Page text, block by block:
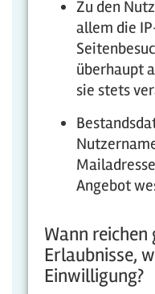
Zu den
allem die
überhaupt
sie stets
Angebot
Wann
Erlaubnisse,
Einwilligung?